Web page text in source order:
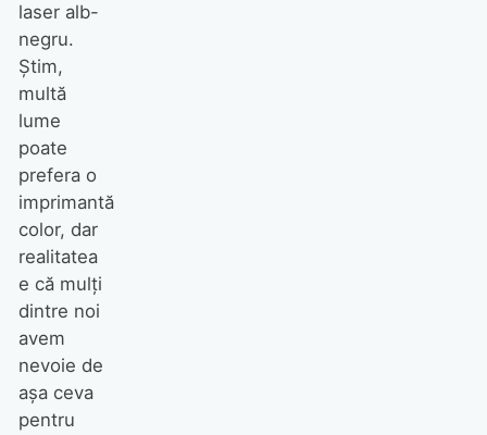
laser alb-
negru.
Știm,
multă
lume
poate
prefera o
imprimantă
color, dar
realitatea
e că mulți
dintre noi
avem
nevoie de
așa ceva
pentru